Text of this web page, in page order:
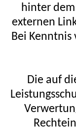
hinter
externen
Bei
Die auf